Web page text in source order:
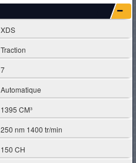
XDS
Traction
7
Automatique
1395 CM³
250 nm 1400 tr/min
150 CH